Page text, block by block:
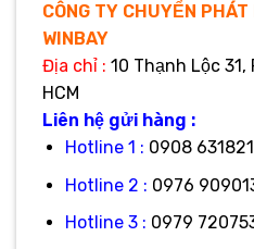
CÔNG TY CHUYỂN
WINBAY
Địa chỉ : 10 Thạnh Lộc 31,
HCM
Liên hệ gửi hàng :
Hotline 1 : 0908
Hotline 2 : 0976
Hotline 3 : 0979